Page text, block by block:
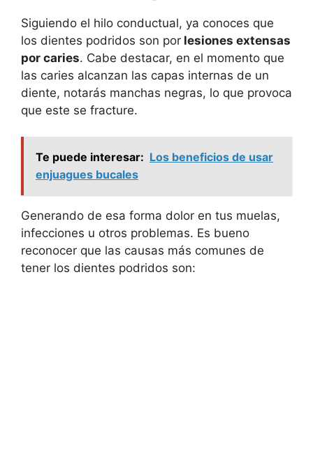
Siguiendo el hilo conductual, ya conoces que
los dientes podridos son por lesiones extensas
por caries. Cabe destacar, en el momento que
las caries alcanzan las capas internas de un
diente, notarás manchas negras, lo que provoca
que este se fracture.
Te puede interesar: Los beneficios de usar
enjuagues bucales
Generando de esa forma dolor en tus muelas,
infecciones u otros problemas. Es bueno
reconocer que las causas más comunes de
tener los dientes podridos son: